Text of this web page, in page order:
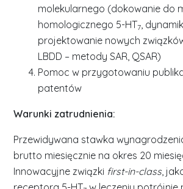
molekularnego (dokowanie do
homologicznego 5-HT7,
projektowanie nowych
LBDD – metody SAR, QSAR)
Pomoc w przygotowaniu
patentów
Warunki zatrudnienia:
Przewidywana stawka
brutto miesięcznie na okres 20
Innowacyjne związki first-in-class,